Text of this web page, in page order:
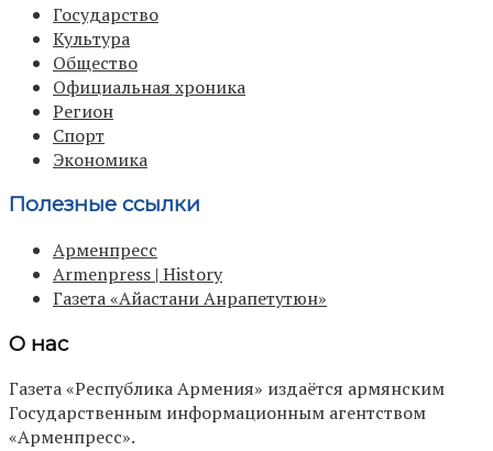
Государство
Культура
Общество
Официальная хроника
Регион
Спорт
Экономика
Полезные ссылки
Арменпресс
Armenpress | History
Газета «Айастани Анрапетутюн»
О нас
Газета «Республика Армения» издаётся армянским
Государственным информационным агентством
«Арменпресс».